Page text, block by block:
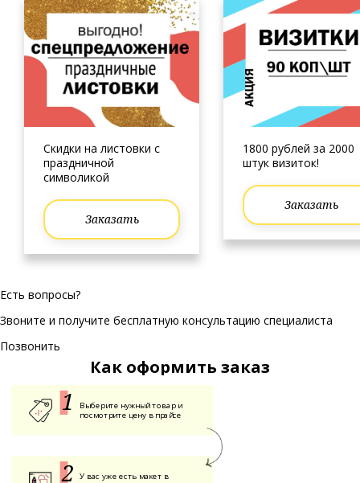
Скидки на листовки с
праздничной
символикой
Заказать
1800 рублей за 2000
штук визиток!
Заказать
Есть вопросы?
Звоните и получите бесплатную консультацию специалиста
Позвонить
Как оформить заказ
Выберите нужный товар и
посмотрите цену в прайсе
У вас уже есть макет в